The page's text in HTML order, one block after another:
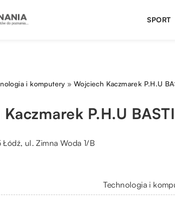
SPORT
i komputery »Wojciech Kaczmarek P.H.U
P.H.U
Łódź, ul. Zimna Woda 1/B
Technologia i